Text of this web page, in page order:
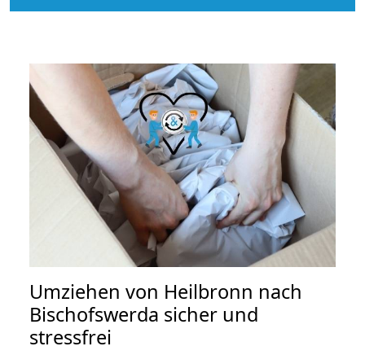
Umziehen von Heilbronn nach
Bischofswerda sicher und
stressfrei